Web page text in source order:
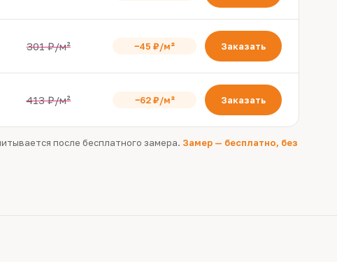
301 ₽/м² −45 ₽/м² Заказать
413 ₽/м² −62 ₽/м² Заказать
после бесплатного замера. Замер — бесплатно, без